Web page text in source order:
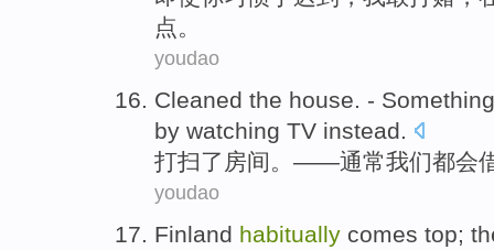
点。
youdao
Cleaned the house. -
by watching TV instead.
打扫了 房间。——通常我们都会
youdao
Finland habitually comes top;